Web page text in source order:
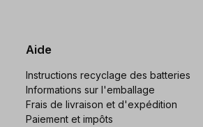
Aide
Instructions recyclage des batteries
Informations sur l'emballage
Frais de livraison et d'expédition
Paiement et impôts